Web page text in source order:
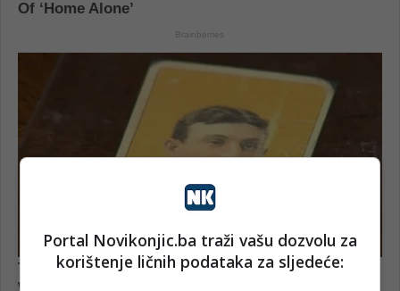
Portal Novikonjic.ba traži vašu dozvolu za
korištenje ličnih podataka za sljedeće: